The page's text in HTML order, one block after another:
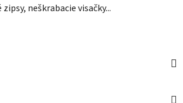
neškrabacie visačky...